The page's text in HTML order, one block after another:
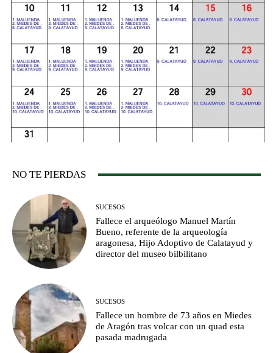
NO TE PIERDAS
SUCESOS
Fallece el arqueólogo Manuel Martín
Bueno, referente de la arqueología
aragonesa, Hijo Adoptivo de Calatayud y
director del museo bilbilitano
SUCESOS
Fallece un hombre de 73 años en Miedes
de Aragón tras volcar con un quad esta
pasada madrugada